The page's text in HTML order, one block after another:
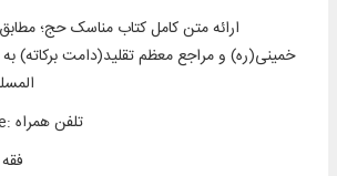
ارائه متن کامل کتاب مناسک حج؛
خمینی(ره) و مراجع معظم تقلید(دامت برکاته)
: تلفن همراه